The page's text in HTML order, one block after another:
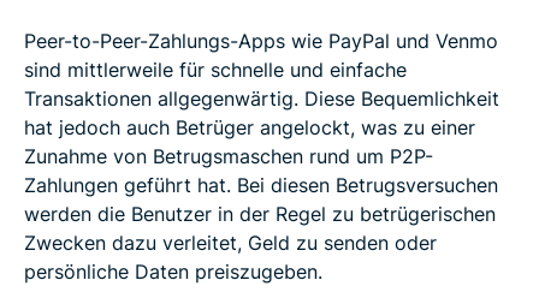
Peer-to-Peer-Zahlungs-Apps wie PayPal und Venmo
sind mittlerweile für schnelle und einfache
Transaktionen allgegenwärtig. Diese Bequemlichkeit
hat jedoch auch Betrüger angelockt, was zu einer
Zunahme von Betrugsmaschen rund um P2P-
Zahlungen geführt hat. Bei diesen Betrugsversuchen
werden die Benutzer in der Regel zu betrügerischen
Zwecken dazu verleitet, Geld zu senden oder
persönliche Daten preiszugeben.